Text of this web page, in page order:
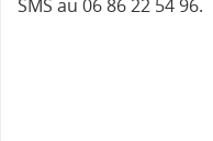
SMS au 06 86 22 54 96.